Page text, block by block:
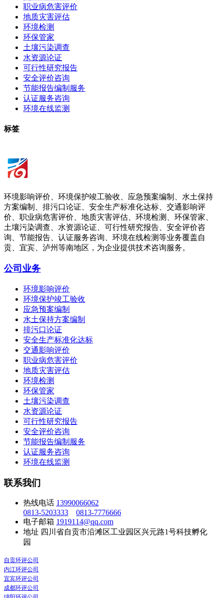
职业病危害评价
地质灾害评估
环境检测
环保管家
土壤污染调查
水资源论证
可行性研究报告
安全评价咨询
节能报告编制服务
认证服务咨询
环境在线监测
标签
环境影响评价、环境保护竣工验收、应急预案编制、水土保持
方案编制、排污口论证、安全生产标准化达标、交通影响评
价、职业病危害评价、地质灾害评估、环境检测、环保管家、
土壤污染调查、水资源论证、可行性研究报告、安全评价咨
询、节能报告、认证服务咨询、环境在线检测等业务覆盖自
贡、宜宾、泸州等南地区，为企业提供技术咨询服务。
公司业务
环境影响评价
环境保护竣工验收
应急预案编制
水土保持方案编制
排污口论证
安全生产标准化达标
交通影响评价
职业病危害评价
地质灾害评估
环境检测
环保管家
土壤污染调查
水资源论证
可行性研究报告
安全评价咨询
节能报告编制服务
认证服务咨询
环境在线监测
联系我们
热线电话 13990066062
0813-5203333
0813-7776666
电子邮箱 1919114@qq.com
地址 四川省自贡市沿滩区工业园区兴元路1号科技孵化
园
自贡环评公司
内江环评公司
宜宾环评公司
成都环评公司